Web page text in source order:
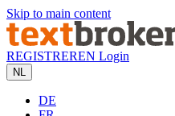
Skip to main content
REGISTREREN Login
NL
DE